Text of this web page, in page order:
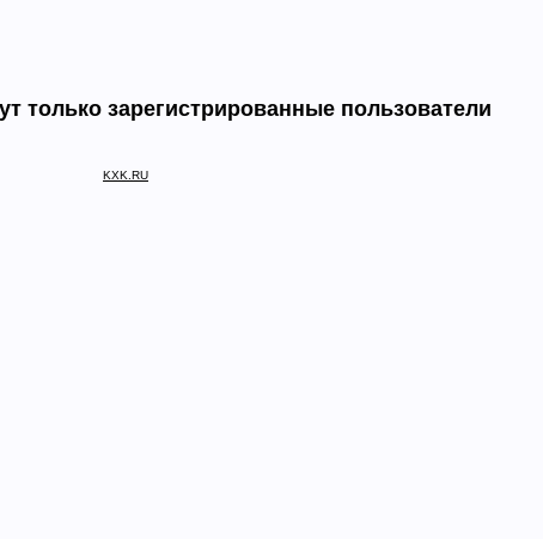
только зарегистрированные пользователи
KXK.RU